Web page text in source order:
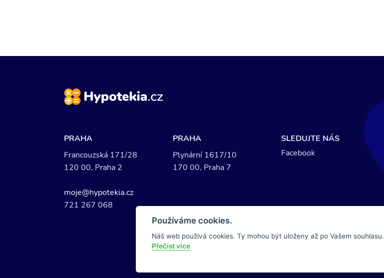
PRAHA
Francouzská 171/28
120 00, Praha 2
moje@hypotekia.cz
721 267 068
PRAHA
Plynární 1617/10
170 00, Praha 7
SLEDUJTE NÁS
Facebook
Používáme cookies.
Náš web používá cookies. Ty mohou být uloženy až po Vašem souhlasu.
Přečíst více